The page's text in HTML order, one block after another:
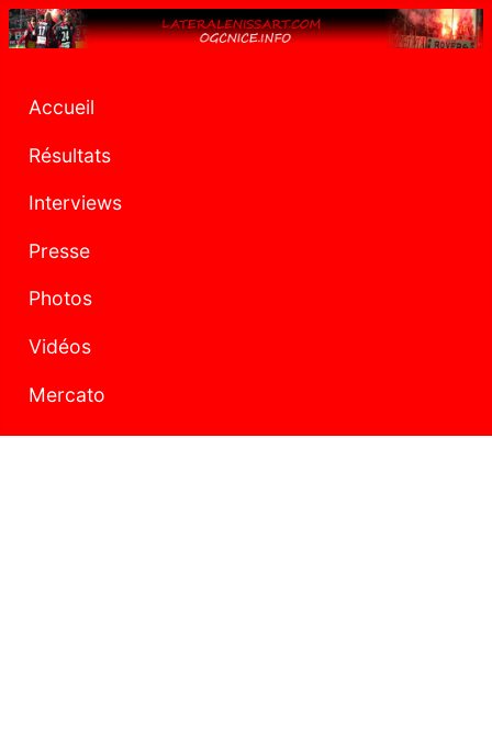
Accueil
Résultats
Interviews
Presse
Photos
Vidéos
Mercato